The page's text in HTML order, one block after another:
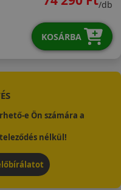
/db
KOSÁRBA
e Ön számára a
nélkül!